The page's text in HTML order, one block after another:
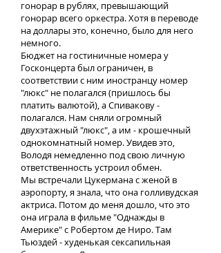
гонорар в рублях, превышающий
гонорар всего оркестра. Хотя в переводе
на доллары это, конечно, было для него
немного.
Бюджет на гостиничные номера у
Госконцерта был ограничен, в
соответствии с ним иностранцу номер
"люкс" не полагался (пришлось бы
платить валютой), а Спивакову -
полагался. Нам сняли огромный
двухэтажный "люкс", а им - крошечный
однокомнатный номер. Увидев это,
Володя немедленно под свою личную
ответственность устроил обмен.
Мы встречали Цукермана с женой в
аэропорту, я знала, что она голливудская
актриса. Потом до меня дошло, что это
она играла в фильме "Однажды в
Америке" с Робертом де Ниро. Там
Тьюздей - худенькая сексапильная